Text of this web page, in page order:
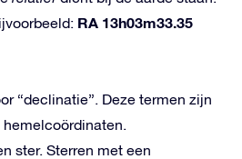
RA 13h03m33.35
“declinatie”. Deze termen zijn
ster. Sterren met een